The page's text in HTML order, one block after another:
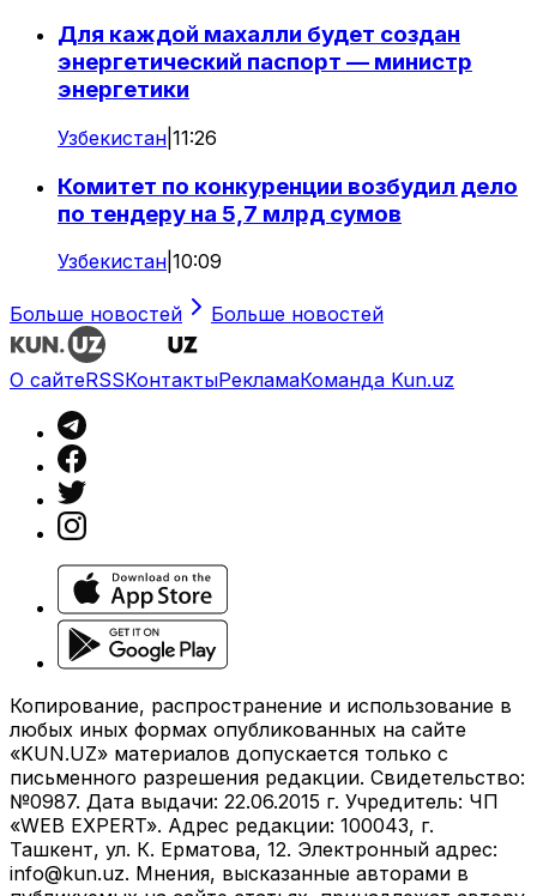
Для каждой махалли будет создан
энергетический паспорт — министр
энергетики
Узбекистан 11:26
Комитет по конкуренции возбудил дело
по тендеру на 5,7 млрд сумов
Узбекистан 10:09
Больше новостей Больше новостей
О сайтеRSSКонтактыРекламаКоманда Kun.uz
Копирование, распространение и использование в
любых иных формах опубликованных на сайте
«KUN.UZ» материалов допускается только с
письменного разрешения редакции. Свидетельство:
№0987. Дата выдачи: 22.06.2015 г. Учредитель: ЧП
«WEB EXPERT». Адрес редакции: 100043, г.
Ташкент, ул. К. Ерматова, 12. Электронный адрес:
info@kun.uz. Мнения, высказанные авторами в